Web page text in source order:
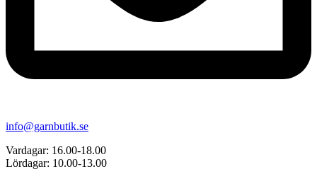
info@garnbutik.se
Vardagar: 16.00-18.00
Lördagar: 10.00-13.00